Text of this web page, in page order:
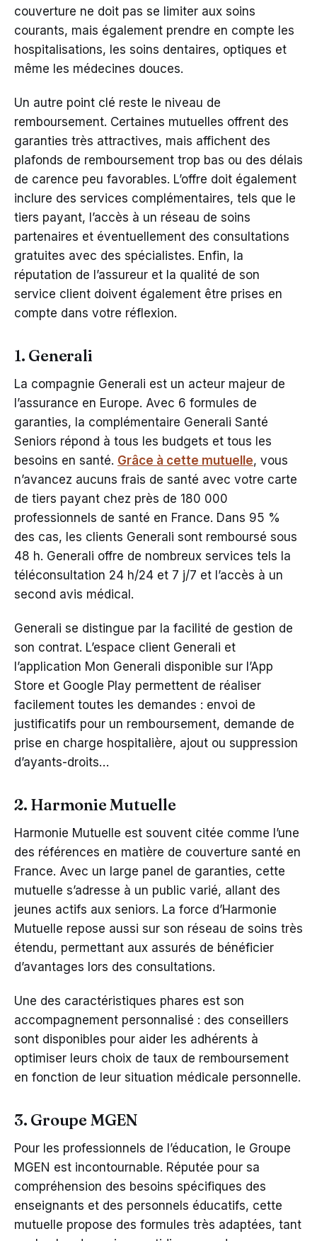
couverture ne doit pas se limiter aux soins
courants, mais également prendre en compte les
hospitalisations, les soins dentaires, optiques et
même les médecines douces.
Un autre point clé reste le niveau de
remboursement. Certaines mutuelles offrent des
garanties très attractives, mais affichent des
plafonds de remboursement trop bas ou des délais
de carence peu favorables. L’offre doit également
inclure des services complémentaires, tels que le
tiers payant, l’accès à un réseau de soins
partenaires et éventuellement des consultations
gratuites avec des spécialistes. Enfin, la
réputation de l’assureur et la qualité de son
service client doivent également être prises en
compte dans votre réflexion.
1. Generali
La compagnie Generali est un acteur majeur de
l’assurance en Europe. Avec 6 formules de
garanties, la complémentaire Generali Santé
Seniors répond à tous les budgets et tous les
besoins en santé. Grâce à cette mutuelle, vous
n’avancez aucuns frais de santé avec votre carte
de tiers payant chez près de 180 000
professionnels de santé en France. Dans 95 %
des cas, les clients Generali sont remboursé sous
48 h. Generali offre de nombreux services tels la
téléconsultation 24 h/24 et 7 j/7 et l’accès à un
second avis médical.
Generali se distingue par la facilité de gestion de
son contrat. L’espace client Generali et
l’application Mon Generali disponible sur l’App
Store et Google Play permettent de réaliser
facilement toutes les demandes : envoi de
justificatifs pour un remboursement, demande de
prise en charge hospitalière, ajout ou suppression
d’ayants-droits…
2. Harmonie Mutuelle
Harmonie Mutuelle est souvent citée comme l’une
des références en matière de couverture santé en
France. Avec un large panel de garanties, cette
mutuelle s’adresse à un public varié, allant des
jeunes actifs aux seniors. La force d’Harmonie
Mutuelle repose aussi sur son réseau de soins très
étendu, permettant aux assurés de bénéficier
d’avantages lors des consultations.
Une des caractéristiques phares est son
accompagnement personnalisé : des conseillers
sont disponibles pour aider les adhérents à
optimiser leurs choix de taux de remboursement
en fonction de leur situation médicale personnelle.
3. Groupe MGEN
Pour les professionnels de l’éducation, le Groupe
MGEN est incontournable. Réputée pour sa
compréhension des besoins spécifiques des
enseignants et des personnels éducatifs, cette
mutuelle propose des formules très adaptées, tant